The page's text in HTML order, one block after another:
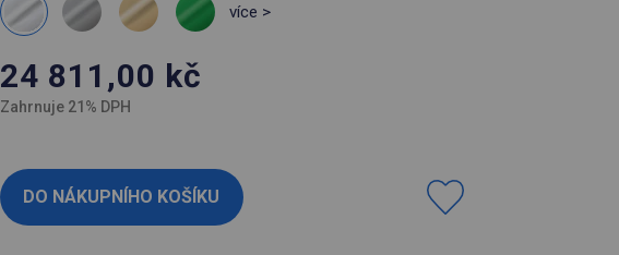
více >
24 811,00 kč
Zahrnuje 21% DPH